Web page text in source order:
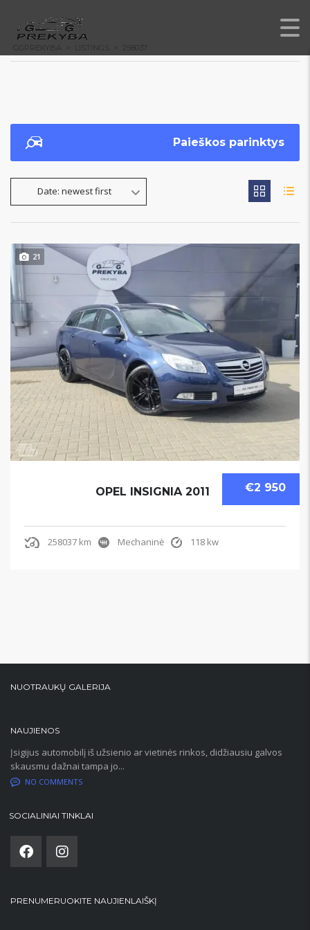
GGPREKYBA LISTINGS 258037
Paieškos parinktys
Date: newest first
21
€2 950
OPEL INSIGNIA 2011
258037 km Mechaninė 118 kw
NUOTRAUKŲ GALERIJA
NAUJIENOS
Įsigijus automobilį iš užsienio ar vietinės rinkos, didžiausiu galvos
skausmu dažnai tampa jo...
NO COMMENTS
SOCIALINIAI TINKLAI
PRENUMERUOKITE NAUJIENLAIŠKĮ